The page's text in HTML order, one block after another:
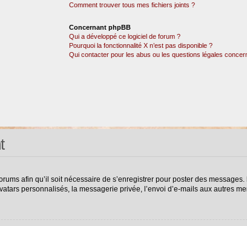
Comment trouver tous mes fichiers joints ?
Concernant phpBB
Qui a développé ce logiciel de forum ?
Pourquoi la fonctionnalité X n’est pas disponible ?
Qui contacter pour les abus ou les questions légales
afin qu’il soit nécessaire de s’enregistrer pour poster des
personnalisés, la messagerie privée, l’envoi d’e-mails aux autres